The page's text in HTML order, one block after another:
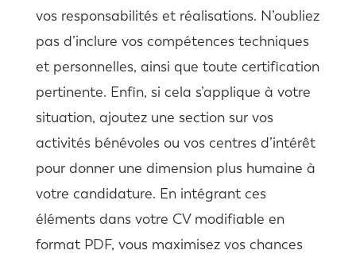
vos responsabilités et réalisations. N’oubliez
pas d’inclure vos compétences techniques
et personnelles, ainsi que toute certification
pertinente. Enfin, si cela s’applique à votre
situation, ajoutez une section sur vos
activités bénévoles ou vos centres d’intérêt
pour donner une dimension plus humaine à
votre candidature. En intégrant ces
éléments dans votre CV modifiable en
format PDF, vous maximisez vos chances